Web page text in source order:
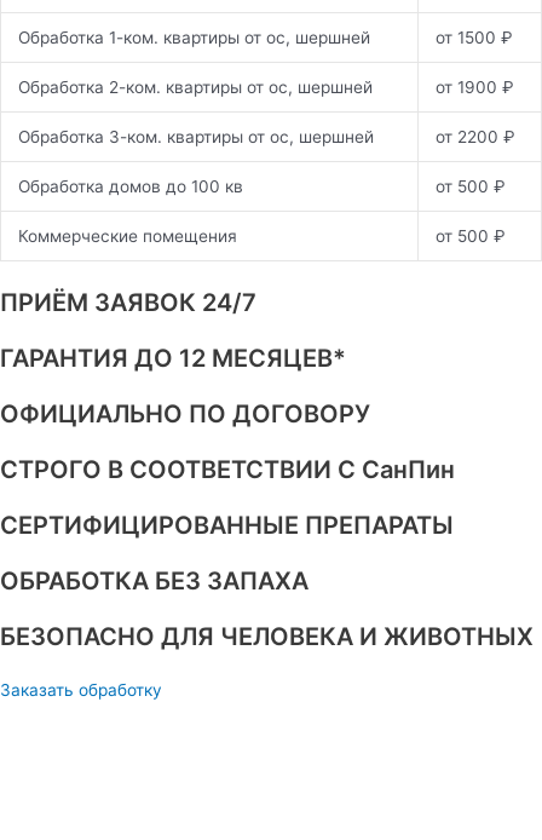
Обработка 1-ком. квартиры от ос, шершней от 1500 ₽
Обработка 2-ком. квартиры от ос, шершней от 1900 ₽
Обработка 3-ком. квартиры от ос, шершней от 2200 ₽
Обработка домов до 100 кв от 500 ₽
Коммерческие помещения от 500 ₽
ПРИЁМ ЗАЯВОК 24/7
ГАРАНТИЯ ДО 12 МЕСЯЦЕВ*
ОФИЦИАЛЬНО ПО ДОГОВОРУ
СТРОГО В СООТВЕТСТВИИ С СанПин
СЕРТИФИЦИРОВАННЫЕ ПРЕПАРАТЫ
ОБРАБОТКА БЕЗ ЗАПАХА
БЕЗОПАСНО ДЛЯ ЧЕЛОВЕКА И ЖИВОТНЫХ
Заказать обработку